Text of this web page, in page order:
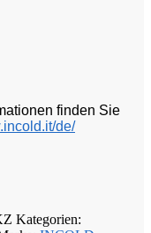
finden Sie
de/
Kategorien: